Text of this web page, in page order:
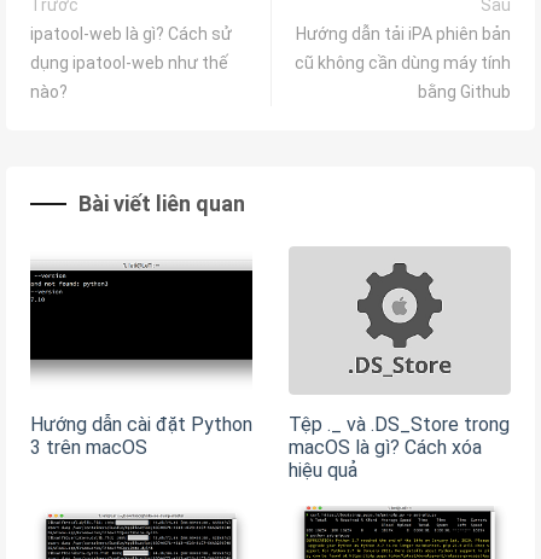
Trước
ipatool-web là gì? Cách sử
dụng ipatool-web như thế
nào?
Sau
Hướng dẫn tải iPA phiên bản
cũ không cần dùng máy tính
bằng Github
Bài viết liên quan
Hướng dẫn cài đặt Python
3 trên macOS
Tệp ._ và .DS_Store trong
macOS là gì? Cách xóa
hiệu quả